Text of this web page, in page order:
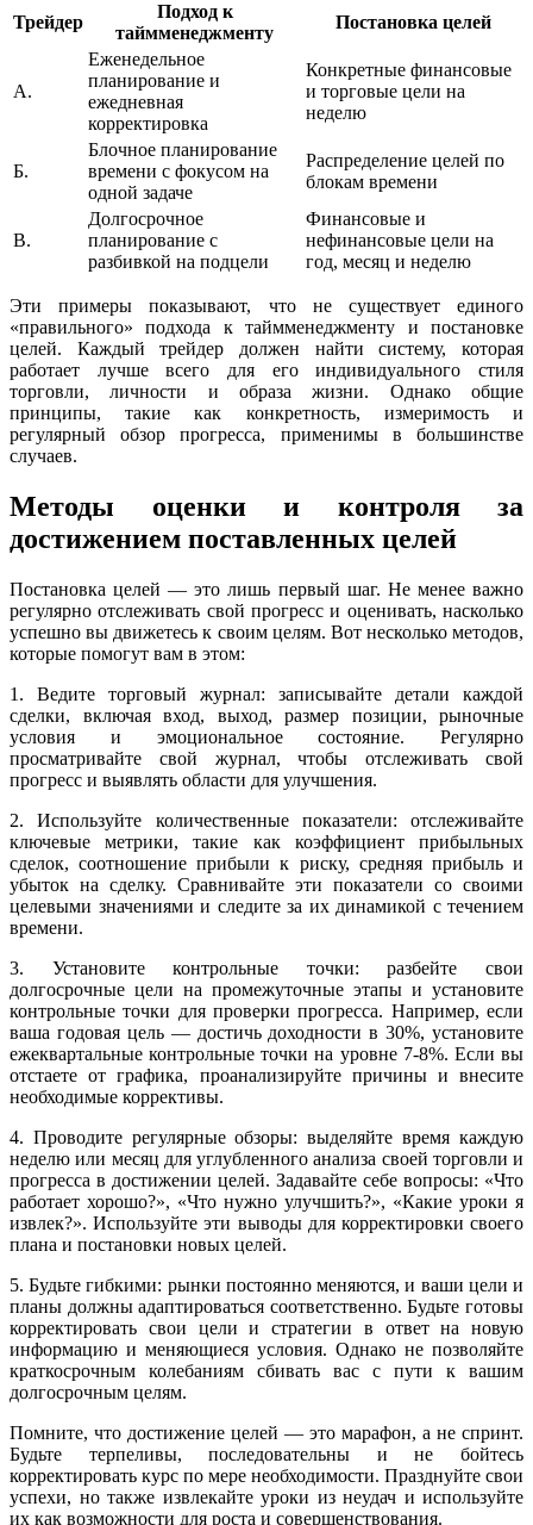
Трейдер
Подход к
таймменеджменту
Постановка целей
А.
Еженедельное
планирование и
ежедневная
корректировка
Конкретные финансовые
и торговые цели на
неделю
Б.
Блочное планирование
времени с фокусом на
одной задаче
Распределение целей по
блокам времени
В.
Долгосрочное
планирование с
разбивкой на подцели
Финансовые и
нефинансовые цели на
год, месяц и неделю
Эти примеры показывают, что не существует единого
«правильного» подхода к таймменеджменту и постановке
целей. Каждый трейдер должен найти систему, которая
работает лучше всего для его индивидуального стиля
торговли, личности и образа жизни. Однако общие
принципы, такие как конкретность, измеримость и
регулярный обзор прогресса, применимы в большинстве
случаев.
Методы оценки и контроля за
достижением поставленных целей
Постановка целей — это лишь первый шаг. Не менее важно
регулярно отслеживать свой прогресс и оценивать, насколько
успешно вы движетесь к своим целям. Вот несколько методов,
которые помогут вам в этом:
1. Ведите торговый журнал: записывайте детали каждой
сделки, включая вход, выход, размер позиции, рыночные
условия и эмоциональное состояние. Регулярно
просматривайте свой журнал, чтобы отслеживать свой
прогресс и выявлять области для улучшения.
2. Используйте количественные показатели: отслеживайте
ключевые метрики, такие как коэффициент прибыльных
сделок, соотношение прибыли к риску, средняя прибыль и
убыток на сделку. Сравнивайте эти показатели со своими
целевыми значениями и следите за их динамикой с течением
времени.
3. Установите контрольные точки: разбейте свои
долгосрочные цели на промежуточные этапы и установите
контрольные точки для проверки прогресса. Например, если
ваша годовая цель — достичь доходности в 30%, установите
ежеквартальные контрольные точки на уровне 7-8%. Если вы
отстаете от графика, проанализируйте причины и внесите
необходимые коррективы.
4. Проводите регулярные обзоры: выделяйте время каждую
неделю или месяц для углубленного анализа своей торговли и
прогресса в достижении целей. Задавайте себе вопросы: «Что
работает хорошо?», «Что нужно улучшить?», «Какие уроки я
извлек?». Используйте эти выводы для корректировки своего
плана и постановки новых целей.
5. Будьте гибкими: рынки постоянно меняются, и ваши цели и
планы должны адаптироваться соответственно. Будьте готовы
корректировать свои цели и стратегии в ответ на новую
информацию и меняющиеся условия. Однако не позволяйте
краткосрочным колебаниям сбивать вас с пути к вашим
долгосрочным целям.
Помните, что достижение целей — это марафон, а не спринт.
Будьте терпеливы, последовательны и не бойтесь
корректировать курс по мере необходимости. Празднуйте свои
успехи, но также извлекайте уроки из неудач и используйте
их как возможности для роста и совершенствования.